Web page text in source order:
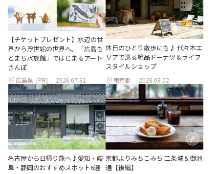
【チケットプレゼント】水辺の世
界から浮世絵の世界へ。「広島も
とまち水族館」ではじまるアート
さんぽ
広島県 [PR] 2026.07.31
休日のひとり散歩にも♪ 代々木エ
リアで巡る絶品ドーナツ＆ライフ
スタイルショップ
東京都 2026.08.02
名古屋から日帰り旅へ♪愛知・岐
阜・静岡のおすすめスポット6選
京都よりみちこみち 二条城＆御池
通【後編】